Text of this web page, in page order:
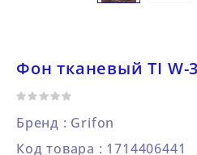
Фон тканевый TI W-
Бренд : Grifon
Код товара : 1714406441